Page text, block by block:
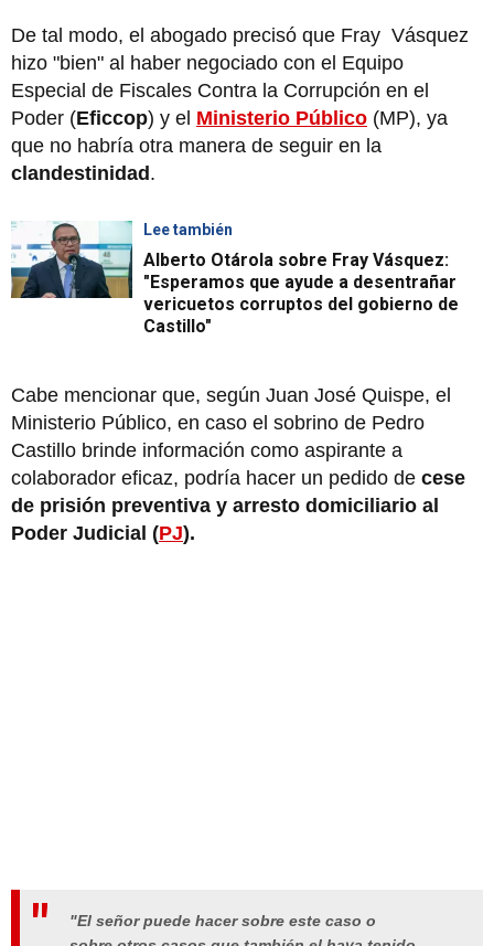
De tal modo, el abogado precisó que Fray Vásquez
hizo "bien" al haber negociado con el Equipo
Especial de Fiscales Contra la Corrupción en el
Poder (Eficcop) y el Ministerio Público (MP), ya
que no habría otra manera de seguir en la
clandestinidad.
Lee también
Alberto Otárola sobre Fray Vásquez:
"Esperamos que ayude a desentrañar
vericuetos corruptos del gobierno de
Castillo"
Cabe mencionar que, según Juan José Quispe, el
Ministerio Público, en caso el sobrino de Pedro
Castillo brinde información como aspirante a
colaborador eficaz, podría hacer un pedido de cese
de prisión preventiva y arresto domiciliario al
Poder Judicial (PJ).
"El señor puede hacer sobre este caso o